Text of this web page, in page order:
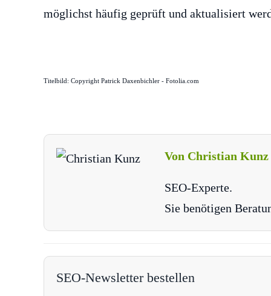
möglichst häufig geprüft und aktualisiert
Titelbild: Copyright Patrick Daxenbichler - Fotolia.com
Von Christian Kunz
SEO-Experte.
Sie benötigen
SEO-Newsletter bestellen